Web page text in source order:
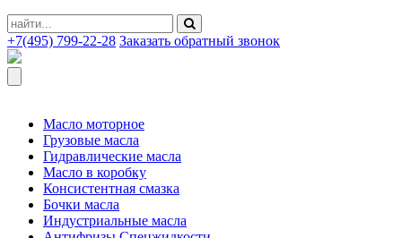
+7(495) 799-22-28 Заказать обратный звонок
Масло моторное
Грузовые масла
Гидравлические масла
Масло в коробку
Консистентная смазка
Бочки масла
Индустриальные масла